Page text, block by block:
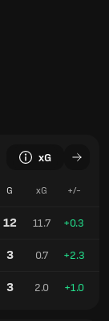
xG
G xG +/-
12 11.7 +0.3
3 0.7 +2.3
3 2.0 +1.0